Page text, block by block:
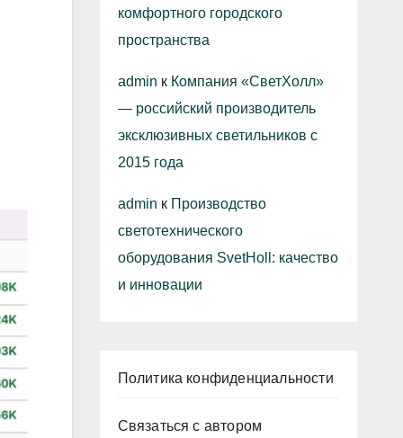
комфортного городского
пространства
admin к Компания «СветХолл»
— российский производитель
эксклюзивных светильников с
2015 года
admin к Производство
светотехнического
оборудования SvetHoll: качество
и инновации
Политика конфиденциальности
Связаться с автором